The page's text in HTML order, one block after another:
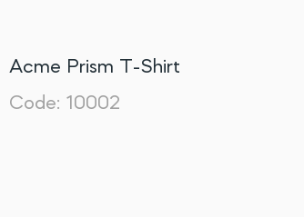
Acme Prism T-Shirt
Code: 10002